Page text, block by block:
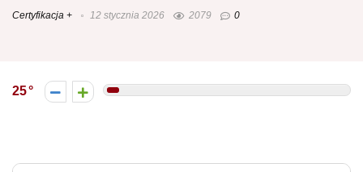
Certyfikacja + 12 stycznia 2026 2079 0
25